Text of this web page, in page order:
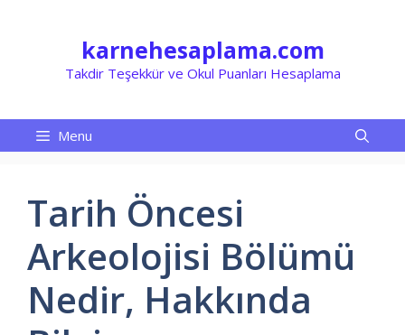
karnehesaplama.com
Takdir Teşekkür ve Okul Puanları Hesaplama
Menu
Tarih Öncesi
Arkeolojisi Bölümü
Nedir, Hakkında